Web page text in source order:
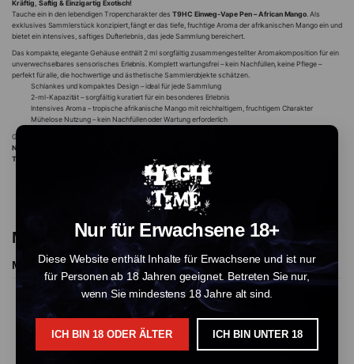
Nur für Erwachsene 18+
Diese Website enthält Inhalte für Erwachsene und ist nur
für Personen ab 18 Jahren geeignet. Betreten Sie nur,
wenn Sie mindestens 18 Jahre alt sind.
ICH BIN 18 ODER ÄLTER ICH BIN UNTER 18
Kräftig, Saftig & Einzigartig Exotisch!
Tauche ein in den lebendigen Tropencharakter des T9HC Einweg-Vape Pen – African Mango . Als
exklusives Sammlerstück konzipiert, fängt er das tiefe, fruchtige Aroma der afrikanischen Mango ein und
bietet ein intensives, saftiges Dufterlebnis, das jede Sammlung bereichert.
Das kompakte, elegante Gehäuse enthält 2 ml sorgfältig zusammengestellter Aromakomposition für ein
unverwechselbares sensorisches Erlebnis. Komplett wartungsfrei – kein Nachfüllen, keine Pflege –
perfekt für alle, die hochwertige und ästhetische Sammlerobjekte schätzen.
Schlankes und kompaktes Design – ideal für jede Sammlung
2-ml-Kapazität – sorgfältig kuratiert für ein besonderes Erlebnis
Intensives Aroma – tropische afrikanische Mango mit reichhaltigem, fruchtigem Charakter
Mühelose Nutzung – kein Nachfüllen oder Wartung erforderlich
Genieße den tropischen Duft jederzeit und überall.
Nur zu Sammelzwecken.
THC-frei.
More Products From This Vendor
More Products
AUSVERKAUFT